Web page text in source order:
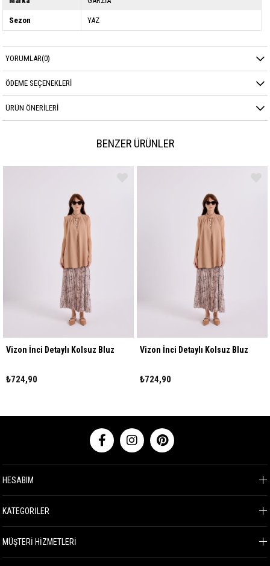
Sezon YAZ
YORUMLAR(0)
ÖDEME SEÇENEKLERI
ÜRÜN ÖNERILERI
BENZER ÜRÜNLER
Vizon İnci Detaylı Kolsuz Bluz
₺724,90
Vizon İnci Detaylı Kolsuz Bluz
₺724,90
HESABIM
KATEGORİLER
MÜŞTERİ HİZMETLERİ